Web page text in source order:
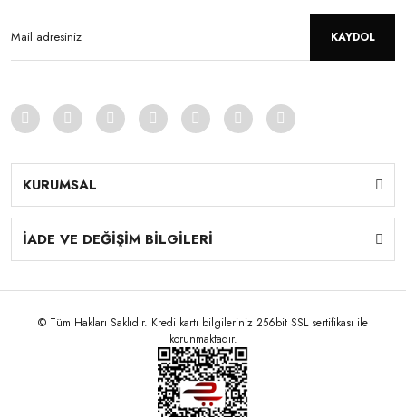
KAYDOL
KURUMSAL
İADE VE DEĞİŞİM BİLGİLERİ
© Tüm Hakları Saklıdır. Kredi kartı bilgileriniz 256bit SSL sertifikası ile
korunmaktadır.